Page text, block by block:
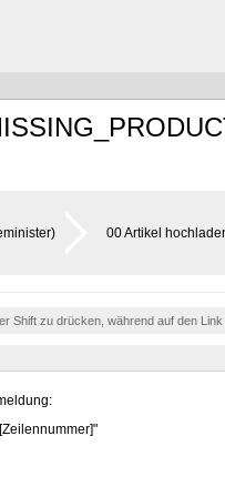
00 Artikel
Shift zu drücken, während auf den